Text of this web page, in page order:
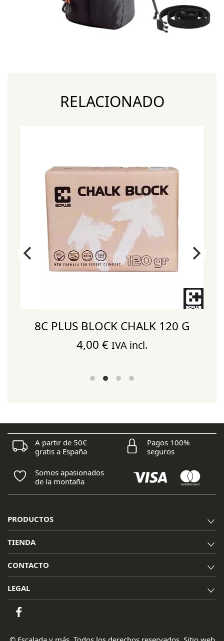
RELACIONADO
8C PLUS BLOCK CHALK 120 G
4,00 € IVA incl.
A partir de 50€
gratis a España
Pagos 100%
seguros
Somos apasionados
de la montaña
PRODUCTOS
TIENDA
CONTACTO
LEGAL